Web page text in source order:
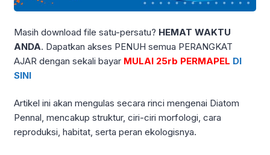
Masih download file satu-persatu? HEMAT WAKTU
ANDA. Dapatkan akses PENUH semua PERANGKAT
AJAR dengan sekali bayar MULAI 25rb PERMAPEL DI
SINI
Artikel ini akan mengulas secara rinci mengenai Diatom
Pennal, mencakup struktur, ciri-ciri morfologi, cara
reproduksi, habitat, serta peran ekologisnya.